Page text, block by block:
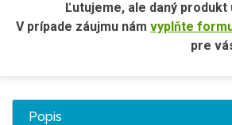
Ľutujeme, ale daný produkt
V prípade záujmu nám vyplňte
pre
Popis